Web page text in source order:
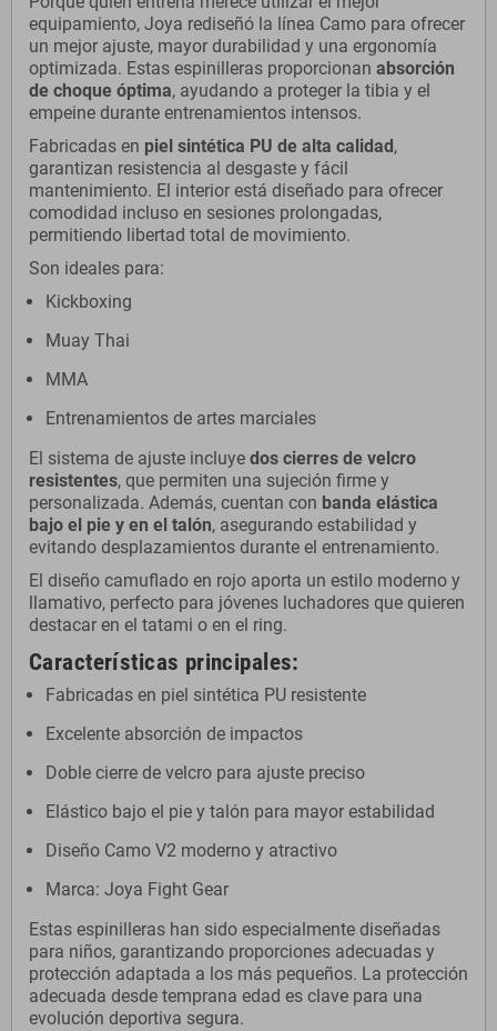
equipamiento, Joya rediseñó la línea Camo para ofrecer
un mejor ajuste, mayor durabilidad y una ergonomía
optimizada. Estas espinilleras proporcionan absorción
de choque óptima, ayudando a proteger la tibia y el
empeine durante entrenamientos intensos.
Fabricadas en piel sintética PU de alta calidad ,
garantizan resistencia al desgaste y fácil
mantenimiento. El interior está diseñado para ofrecer
comodidad incluso en sesiones prolongadas,
permitiendo libertad total de movimiento.
Son ideales para:
Kickboxing
Muay Thai
MMA
Entrenamientos de artes marciales
El sistema de ajuste incluye dos cierres de velcro
resistentes, que permiten una sujeción firme y
personalizada. Además, cuentan con banda elástica
bajo el pie y en el talón, asegurando estabilidad y
evitando desplazamientos durante el entrenamiento.
El diseño camuflado en rojo aporta un estilo moderno y
llamativo, perfecto para jóvenes luchadores que quieren
destacar en el tatami o en el ring.
Características principales:
Fabricadas en piel sintética PU resistente
Excelente absorción de impactos
Doble cierre de velcro para ajuste preciso
Elástico bajo el pie y talón para mayor estabilidad
Diseño Camo V2 moderno y atractivo
Marca: Joya Fight Gear
Estas espinilleras han sido especialmente diseñadas
para niños, garantizando proporciones adecuadas y
protección adaptada a los más pequeños. La protección
adecuada desde temprana edad es clave para una
evolución deportiva segura.